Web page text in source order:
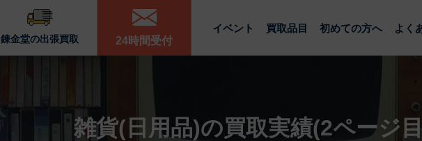
錬金堂の出張買取 24時間受付
イベント 買取品目 初めての方へ よく
雑貨(日用品)の買取実績(2ページ